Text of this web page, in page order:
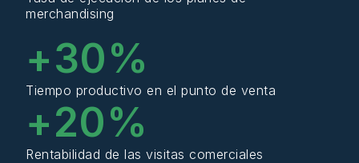
merchandising
Tiempo productivo en el punto de venta
+30%
Rentabilidad de las visitas comerciales
+20%